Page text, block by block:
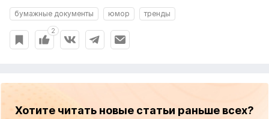
бумажные документы юмор тренды
2
Хотите читать новые статьи раньше всех?